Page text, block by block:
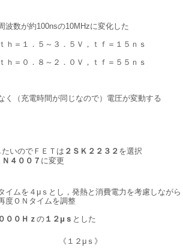
波数が約100nsの10MHzに変化した
ｈ＝１．５～３．５Ｖ，ｔｆ＝１５ｎｓ
ｈ＝０．８～２．０Ｖ，ｔｆ＝５５ｎｓ
く（充電時間が同じなので）電圧が変動する
いのでＦＥＴは ２ＳＫ２２３２ を選択
Ｎ４００７ に変更
イムを４μｓとし，発熱と消費電力を考慮しなが
度ＯＮタイムを調整
００Ｈｚ の １２μｓ とした
《１２μｓ》